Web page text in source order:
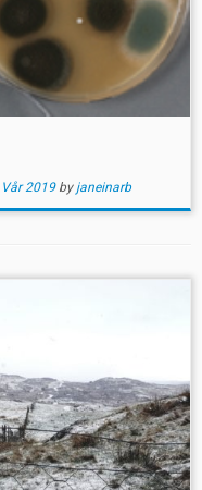
Vår 2019 by janeinarb